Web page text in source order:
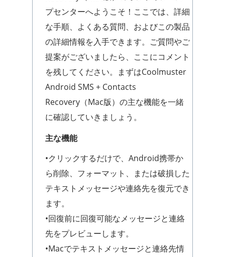
プセンターへようこそ！ここでは、詳細
な手順、よくある質問、およびこの製品
の詳細情報を入手できます。ご質問やご
提案がございましたら、ここにコメント
を残してください。まずはCoolmuster
Android SMS + Contacts
Recovery（Mac版）の主な機能を一緒
に確認していきましょう。
主な機能
•クリックするだけで、Android携帯か
ら削除、フォーマット、または破損した
テキストメッセージや連絡先を復元でき
ます。
•回復前に回復可能なメッセージと連絡
先をプレビューします。
•Macでテキストメッセージと連絡先情